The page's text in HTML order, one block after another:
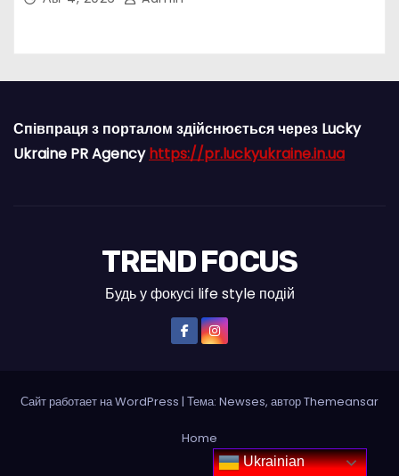
Співпраця з порталом здійснюється через Lucky
Ukraine PR Agencyhttps://pr.luckyukraine.in.ua
TREND FOCUS
Будь у фокусі life style подій
Сайт работает на WordPress | Тема: Newses, авторThemeansar
Home
Ukrainian